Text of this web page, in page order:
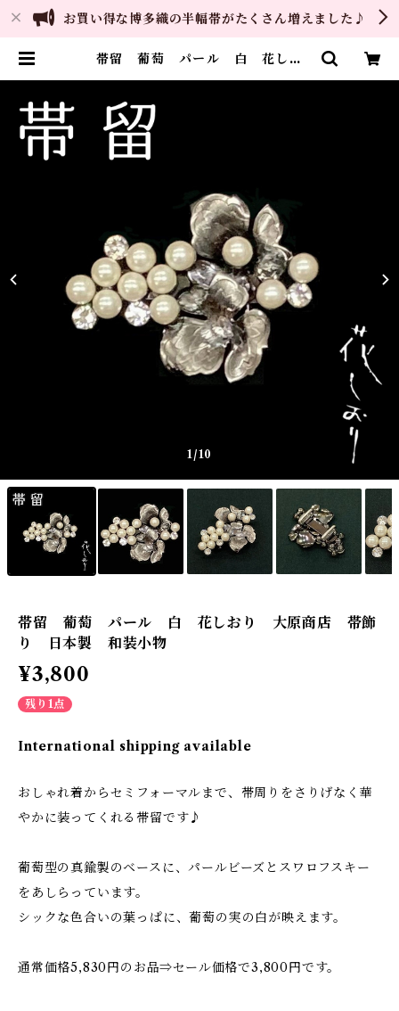
お買い得な博多織の半幅帯がたくさん増えました♪
帯留 葡萄 パール 白 花しお
物 呉服問屋 直販サイト
1/10
帯留 葡萄 パール 白 花しおり 大原商店 帯飾
り 日本製 和装小物
¥3,800
残り1点
International shipping available
おしゃれ着からセミフォーマルまで、帯周りをさりげなく華
やかに装ってくれる帯留です♪
葡萄型の真鍮製のベースに、パールビーズとスワロフスキー
をあしらっています。
シックな色合いの葉っぱに、葡萄の実の白が映えます。
通常価格5,830円のお品⇒セール価格で3,800円です。